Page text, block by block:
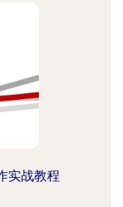
实战教程